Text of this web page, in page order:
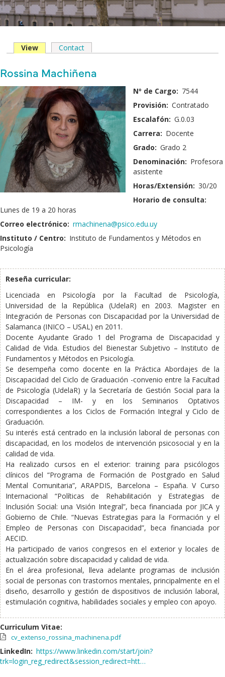
Solapas
principales
View (solapaContact
Nombre
y
Apellido:
Rossina Machiñena
Fotografía: Nº de Cargo: 7544
Provisión: Contratado
Escalafón: G.0.03
Carrera: Docente
Grado: Grado 2
Denominación: Profesora
asistente
Horas/Extensión: 30/20
Horario de consulta:
Lunes de 19 a 20 horas
Correo electrónico: rmachinena@psico.edu.uy
Instituto / Centro: Instituto de Fundamentos y Métodos en
Psicología
Reseña curricular:
Licenciada en Psicología por la Facultad de Psicología,
Universidad de la República (UdelaR) en 2003. Magister en
Integración de Personas con Discapacidad por la Universidad de
Salamanca (INICO – USAL) en 2011.
Docente Ayudante Grado 1 del Programa de Discapacidad y
Calidad de Vida. Estudios del Bienestar Subjetivo – Instituto de
Fundamentos y Métodos en Psicología.
Se desempeña como docente en la Práctica Abordajes de la
Discapacidad del Ciclo de Graduación -convenio entre la Facultad
de Psicología (UdelaR) y la Secretaría de Gestión Social para la
Discapacidad – IM- y en los Seminarios Optativos
correspondientes a los Ciclos de Formación Integral y Ciclo de
Graduación.
Su interés está centrado en la inclusión laboral de personas con
discapacidad, en los modelos de intervención psicosocial y en la
calidad de vida.
Ha realizado cursos en el exterior: training para psicólogos
clínicos del “Programa de Formación de Postgrado en Salud
Mental Comunitaria”, ARAPDIS, Barcelona – España. V Curso
Internacional “Políticas de Rehabilitación y Estrategias de
Inclusión Social: una Visión Integral”, beca financiada por JICA y
Gobierno de Chile. “Nuevas Estrategias para la Formación y el
Empleo de Personas con Discapacidad”, beca financiada por
AECID.
Ha participado de varios congresos en el exterior y locales de
actualización sobre discapacidad y calidad de vida.
En el área profesional, lleva adelante programas de inclusión
social de personas con trastornos mentales, principalmente en el
diseño, desarrollo y gestión de dispositivos de inclusión laboral,
estimulación cognitiva, habilidades sociales y empleo con apoyo.
Curriculum Vitae:
cv_extenso_rossina_machinena.pdf
LinkedIn: https://www.linkedin.com/start/join?
trk=login_reg_redirect&session_redirect=htt…